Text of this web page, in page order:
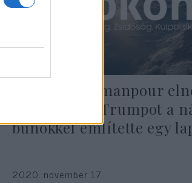
Christiane Amanpour
kért, amiért Trumpot a
bűnökkel említette egy
2020. november 17.